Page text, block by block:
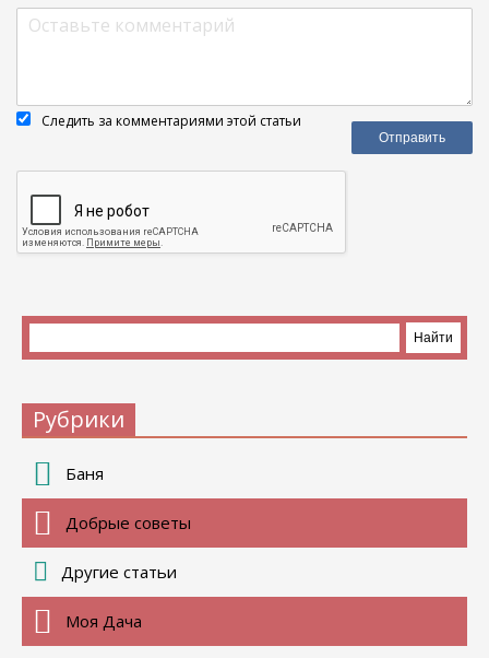
Следить за комментариями этой статьи
Рубрики
Баня
Добрые советы
Другие статьи
Моя Дача